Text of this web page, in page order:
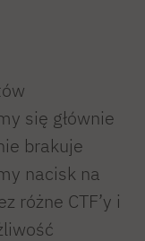
się głównie
brakuje
nacisk na
różne CTF’y i